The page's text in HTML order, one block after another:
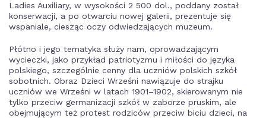
Ladies Auxiliary, w wysokości 2 500 dol., poddany został
konserwacji, a po otwarciu nowej galerii, prezentuje się
wspaniale, ciesząc oczy odwiedzających muzeum.
Płótno i jego tematyka służy nam, oprowadzającym
wycieczki, jako przykład patriotyzmu i miłości do języka
polskiego, szczególnie cenny dla uczniów polskich szkół
sobotnich. Obraz Dzieci Wrześni nawiązuje do strajku
uczniów we Wrześni w latach 1901–1902, skierowanym nie
tylko przeciw germanizacji szkół w zaborze pruskim, ale
obejmującym też protest rodziców przeciw biciu dzieci, na